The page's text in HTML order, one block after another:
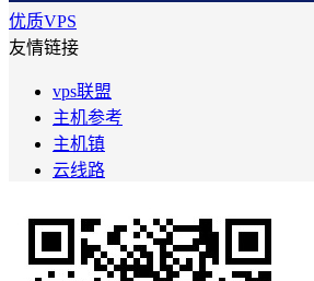
优质VPS
友情链接
vps联盟
主机参考
主机镇
云线路